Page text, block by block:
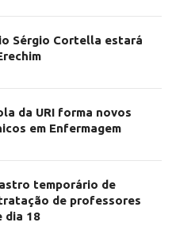
Sérgio Cortella estará
da URI forma novos
em Enfermagem
temporário de
de professores
dia 18